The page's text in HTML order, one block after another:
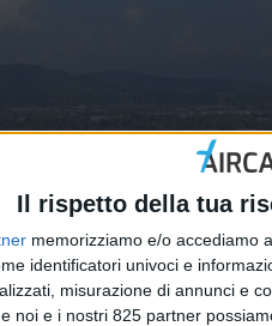
Il rispetto della tua
memorizziamo e/o accediamo
identificatori univoci e
misurazione di annunci e
noi e i nostri 825 partner
cargo